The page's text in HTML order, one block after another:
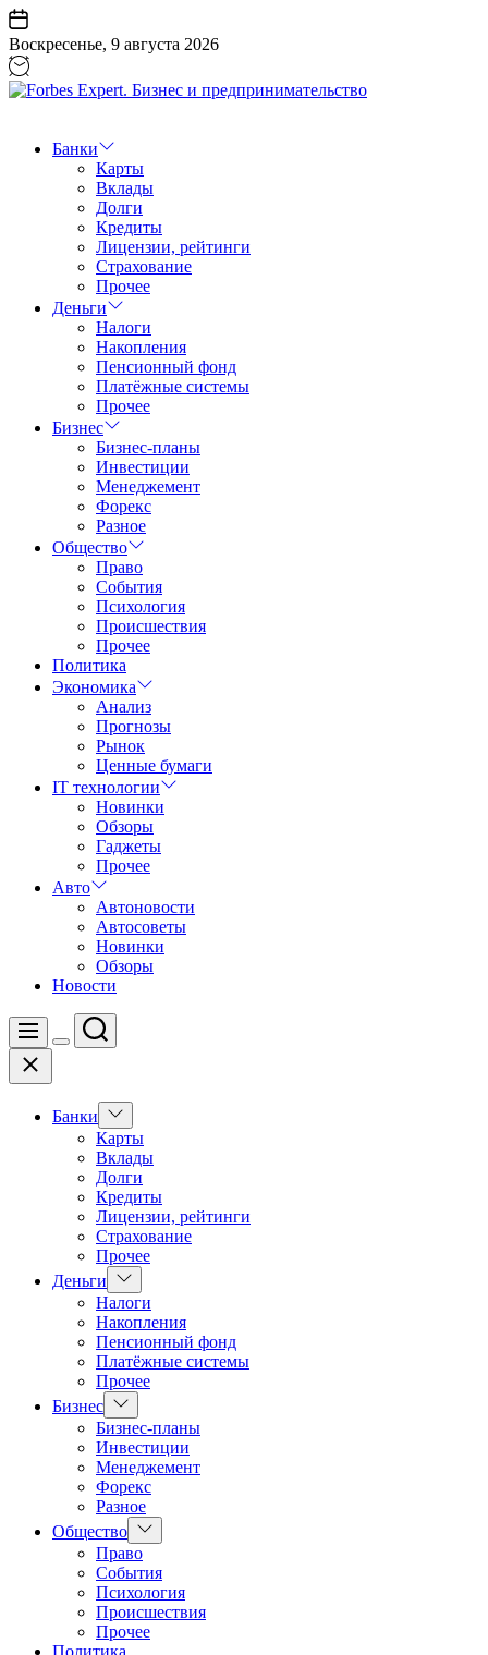
Перейти
к
содержанию
Воскресенье, 9 августа 2026
Бизнес
предпринимательство
Банки
Карты
Вклады
Долги
Кредиты
Лицензии, рейтинги
Страхование
Прочее
Деньги
Налоги
Накопления
Пенсионный фонд
Платёжные системы
Прочее
Бизнес
Бизнес-планы
Инвестиции
Менеджемент
Форекс
Разное
Общество
Право
События
Психология
Происшествия
Прочее
Политика
Экономика
Анализ
Прогнозы
Рынок
Ценные бумаги
IT технологии
Новинки
Обзоры
Гаджеты
Прочее
Авто
Автоновости
Автосоветы
Новинки
Обзоры
Новости
Меню
Цвет
Поиск
Закрыть
Банки
Показать
подменю
Карты
Вклады
Долги
Кредиты
Лицензии, рейтинги
Страхование
Прочее
Деньги
Показать
подменю
Налоги
Накопления
Пенсионный фонд
Платёжные системы
Прочее
Бизнес Показать
подменю
Бизнес-планы
Инвестиции
Менеджемент
Форекс
Разное
Общество Показать
подменю
Право
События
Психология
Происшествия
Прочее
Политика